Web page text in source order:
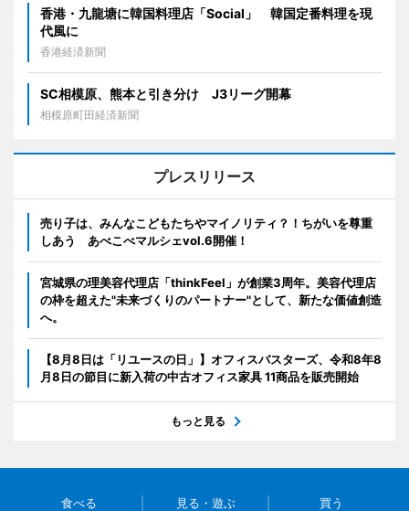
香港・九龍塘に韓国料理店「Social」 韓国定番料理を現
代風に
香港経済新聞
SC相模原、熊本と引き分け J3リーグ開幕
相模原町田経済新聞
プレスリリース
売り子は、みんなこどもたちやマイノリティ？！ちがいを尊重
しあう あべこべマルシェvol.6開催！
宮城県の理美容代理店「thinkFeel」が創業3周年。美容代理店
の枠を超えた"未来づくりのパートナー"として、新たな価値創造
へ。
【8月8日は「リユースの日」】オフィスバスターズ、令和8年8
月8日の節目に新入荷の中古オフィス家具 11商品を販売開始
もっと見る
食べる 見る・遊ぶ 買う